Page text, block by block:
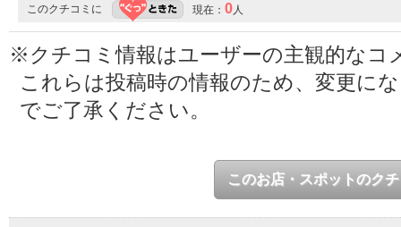
このクチコミに 現在： 0人
※クチコミ情報はユーザーの主観的なコ
これらは投稿時の情報のため、変更に
でご了承ください。
このお店・スポットのク